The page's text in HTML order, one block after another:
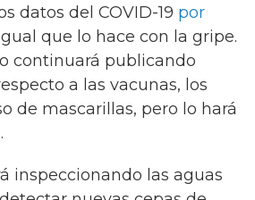
datos del COVID-19 por
que lo hace con la gripe.
continuará publicando
a las vacunas, los
de mascarillas, pero lo hará
inspeccionando las aguas